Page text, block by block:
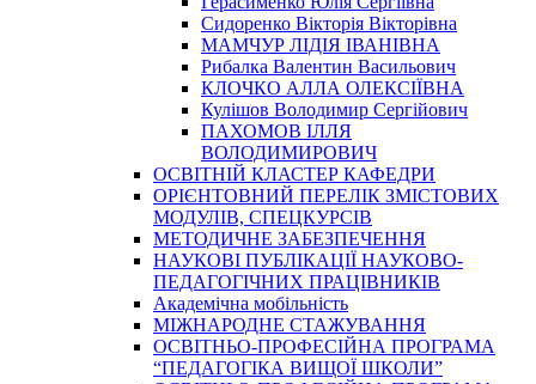
Сидоренко Вікторія Вікторівна
МАМЧУР ЛІДІЯ ІВАНІВНА
Рибалка Валентин Васильович
КЛОЧКО АЛЛА ОЛЕКСІЇВНА
Кулішов Володимир Сергійович
ПАХОМОВ ІЛЛЯ
ВОЛОДИМИРОВИЧ
ОСВІТНІЙ КЛАСТЕР КАФЕДРИ
ОРІЄНТОВНИЙ ПЕРЕЛІК ЗМІСТОВИХ
МОДУЛІВ, СПЕЦКУРСІВ
МЕТОДИЧНЕ ЗАБЕЗПЕЧЕННЯ
НАУКОВІ ПУБЛІКАЦІЇ НАУКОВО-
ПЕДАГОГІЧНИХ ПРАЦІВНИКІВ
Академічна мобільність
МІЖНАРОДНЕ СТАЖУВАННЯ
ОСВІТНЬО-ПРОФЕСІЙНА ПРОГРАМА
“ПЕДАГОГІКА ВИЩОЇ ШКОЛИ”